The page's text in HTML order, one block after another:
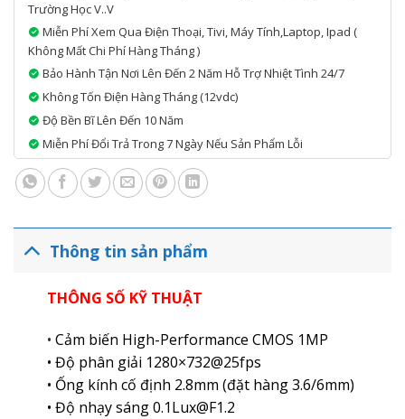
Trường Học V..v
Miễn Phí Xem Qua Điện Thoại, Tivi, Máy Tính,laptop, Ipad (
Không Mất Chi Phí Hàng Tháng )
Bảo Hành Tận Nơi Lên Đến 2 Năm Hỗ Trợ Nhiệt Tình 24/7
Không Tốn Điện Hàng Tháng (12vdc)
Độ Bền Bĩ Lên Đến 10 Năm
Miễn Phí Đổi Trả Trong 7 Ngày Nếu Sản Phẩm Lỗi
Thông tin sản phẩm
THÔNG SỐ KỸ THUẬT
• Cảm biến High-Performance CMOS 1MP
• Độ phân giải 1280×732@25fps
• Ống kính cố định 2.8mm (đặt hàng 3.6/6mm)
• Độ nhạy sáng 0.1Lux@F1.2